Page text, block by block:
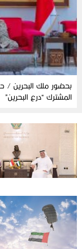
بحضور ملك البحرين /
المشترك “درع البحرين”